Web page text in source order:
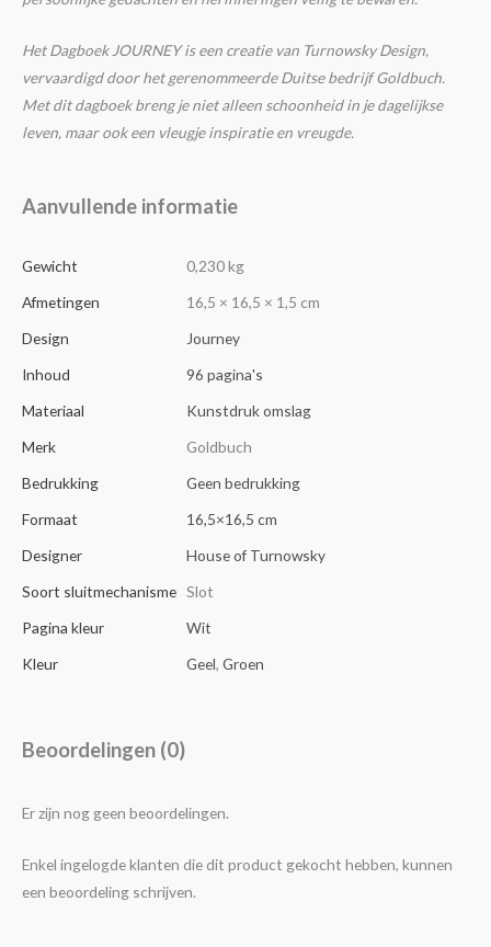
Het Dagboek JOURNEY is een creatie van Turnowsky Design,
vervaardigd door het gerenommeerde Duitse bedrijf Goldbuch.
Met dit dagboek breng je niet alleen schoonheid in je dagelijkse
leven, maar ook een vleugje inspiratie en vreugde.
Aanvullende informatie
Gewicht
0,230 kg
Afmetingen
16,5 × 16,5 × 1,5 cm
Design
Journey
Inhoud
96 pagina's
Materiaal
Kunstdruk omslag
Merk
Goldbuch
Bedrukking
Geen bedrukking
Formaat
16,5×16,5 cm
Designer
House of Turnowsky
Soort sluitmechanisme Slot
Pagina kleur
Wit
Kleur
Geel, Groen
Beoordelingen (0)
Er zijn nog geen beoordelingen.
Enkel ingelogde klanten die dit product gekocht hebben, kunnen
een beoordeling schrijven.